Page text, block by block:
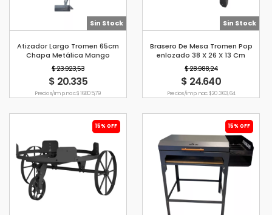
Sin Stock
Atizador Largo Tromen 65cm
Chapa Metálica Mango
Ergonómico
$ 23.923,53
$ 20.335
Precio s/imp. nac. $ 16.805,79
Sin Stock
Brasero De Mesa Tromen Pop
enlozado 38 X 26 X 13 Cm
$ 28.988,24
$ 24.640
Precio s/imp. nac. $ 20.363,64
15% OFF 15% OFF